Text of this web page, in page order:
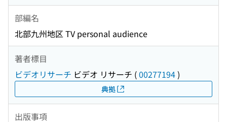
部編名
北部九州地区 TV personal audience
著者標目
ビデオリサーチ ビデオ リサーチ (00277194)
典拠
出版事項